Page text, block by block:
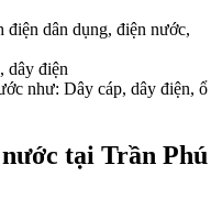
điện dân dụng, điện nước,
dây điện
như: Dây cáp, dây điện, ổ
tại Trần Phú